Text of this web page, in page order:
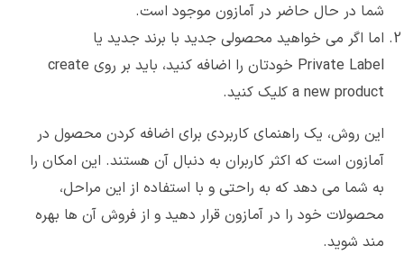
شما در حال حاضر در آمازون موجود است.
اما اگر می خواهید محصولی جدید با برند جدید یا
Private Label خودتان را اضافه کنید، باید بر روی create
a new product کلیک کنید.
این روش، یک راهنمای کاربردی برای اضافه کردن محصول در
آمازون است که اکثر کاربران به دنبال آن هستند. این امکان را
به شما می دهد که به راحتی و با استفاده از این مراحل،
محصولات خود را در آمازون قرار دهید و از فروش آن ها بهره
مند شوید.